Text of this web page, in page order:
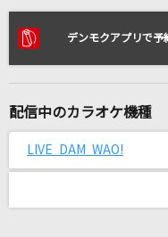
リアルタイ
Dear…
慟哭
デンモクアプリで予
配信中のカラオケ機種
LIVE DAM WAO!